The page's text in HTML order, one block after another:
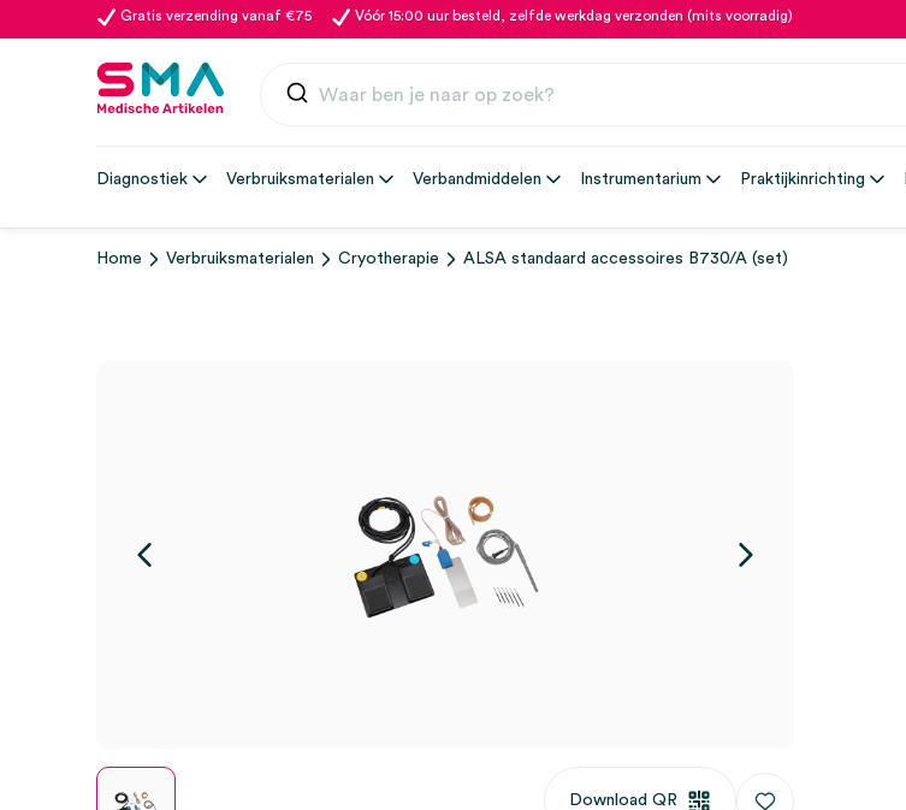
Gratis verzending vanaf €75 Vóór 15:00 uur besteld, zelfde werkdag verzonden (mits voorradig)
Diagnostiek Verbruiksmaterialen Verbandmiddelen Instrumentarium Praktijkinrichting
Home Verbruiksmaterialen Cryotherapie ALSA standaard accessoires B730/A (set)
Download QR